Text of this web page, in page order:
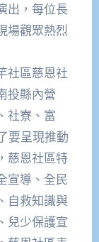
出，每位長
場觀眾熱烈
社區慈恩社
投縣內營
社寮、富
要呈現推動
慈恩社區特
宣導、全民
自救知識與
兒少保護宣